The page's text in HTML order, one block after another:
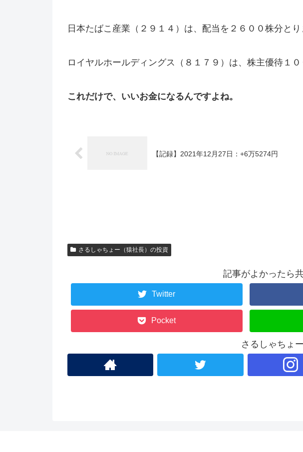
日本たばこ産業（２９１４）は、配当を２６００株分とり
ロイヤルホールディングス（８１７９）は、株主優待１０
これだけで、いいお金になるんですよね。
【記録】2021年12月27日：+6万5274円
さるしゃちょー（猿社長）の投資
記事がよかったら
Twitter
Pocket
さるしゃちょ